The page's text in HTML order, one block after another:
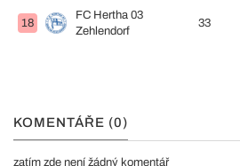
18
FC Hertha 03
Zehlendorf
33
KOMENTÁŘE (0)
zatím zde není žádný komentář